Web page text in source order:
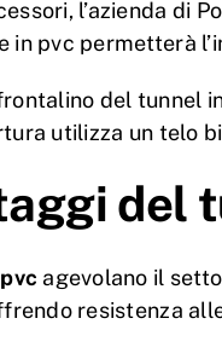
l’azienda di
in pvc permetterà
del tunnel
utilizza un telo
del
agevolano il
resistenza